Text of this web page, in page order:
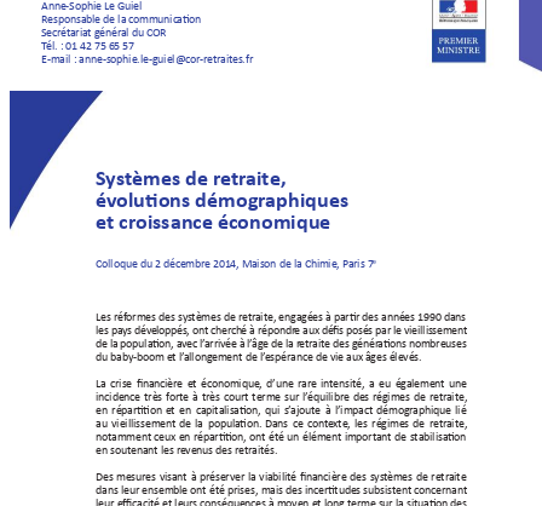
Anne-Sophie Le Guiel
Responsable de la communicaon
Secrétariat général du COR
Tél. : 01 42 75 65 57
E-mail : anne-sophie.le-guiel@cor-retraites.fr
Les réformes des systèmes de retraite, engagées à parr des années 1990 dans
les pays développés, ont cherché à répondre aux dés posés par le vieil lissement
de la populaon, avec l’arrivée à l’âge de la retraite des généraons nombreuses
du baby-boom et l’allongement de l’espérance de vie aux âges élevés.
La crise nancière et économique, d’une rare intensité, a eu également une
incidence très forte à très court terme sur l’équilibre des régimes de retraite,
en réparon et en capitalisaon, qui s’ajoute à l’impact démographique lié
au vieillissement de la populaon. Dans ce contexte, les régimes de retraite,
notamment ceux en réparon, ont été un élément important de stabilisaon
en soutenant les revenus des retraités.
Des mesures visant à préserver la viabilité nancière des systèmes de retraite
dans leur ensemble ont été prises, mais des incertudes subsistent concernant
leur ecacité et leurs conséquences à moyen et long terme sur la situaon des
Colloque du 2 décembre 2014, Maison de la Chimie, Paris 7e
Systèmes de retraite,
évoluons démographiques
et croissance économique